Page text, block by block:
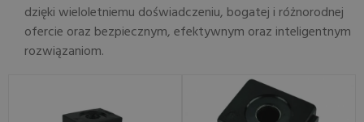
dzięki wieloletniemu doświadczeniu, bogatej i różnorodnej
ofercie oraz bezpiecznym, efektywnym oraz inteligentnym
rozwiązaniom.